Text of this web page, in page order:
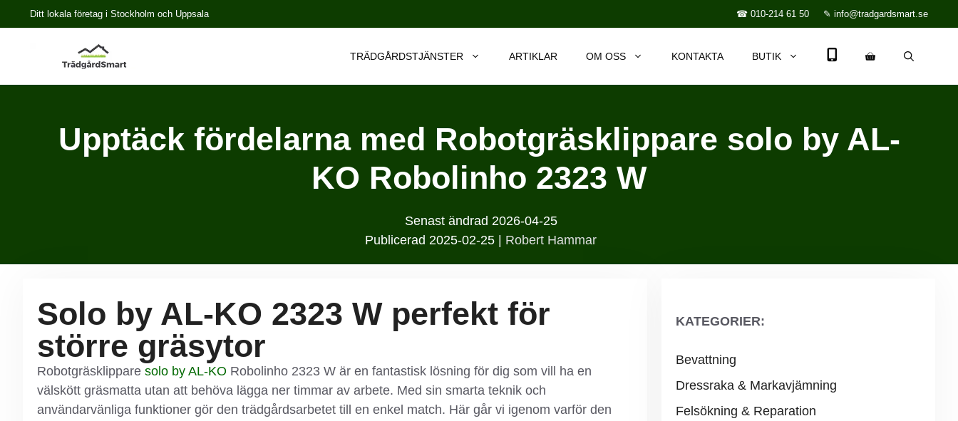
☎ 010-214 61 50 ✎ info@tradgardsmart.se
Ditt lokala företag i Stockholm och Uppsala
TRÄDGÅRDSTJÄNSTER ARTIKLAR OM OSS KONTAKTA BUTIK
Upptäck fördelarna med Robotgräsklippare solo by AL-
KO Robolinho 2323 W
Senast ändrad 2026-04-25
Publicerad 2025-02-25 Robert Hammar
Solo by AL-KO 2323 W perfekt för
större gräsytor
Robotgräsklippare solo by AL-KO Robolinho 2323 W är en fantastisk lösning för dig som vill ha en
välskött gräsmatta utan att behöva lägga ner timmar av arbete. Med sin smarta teknik och
användarvänliga funktioner gör den trädgårdsarbetet till en enkel match. Här går vi igenom varför den
KATEGORIER:
Bevattning
Dressraka & Markavjämning
Felsökning & Reparation